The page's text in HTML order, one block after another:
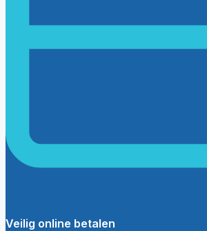
Veilig online betalen